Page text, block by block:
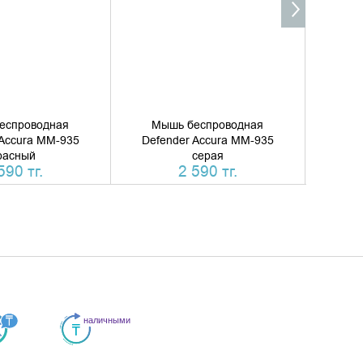
MM-935
тг.
Мышь беспроводная
Defender Accura MM-935
серая
2 590 тг.